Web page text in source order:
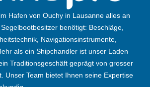
Hafen von Ouchy in Lausanne alles an
benötigt: Beschläge,
Navigationsinstrumente,
als ein Shipchandler ist unser Laden
Traditionsgeschäft geprägt von grosser
Unser Team bietet Ihnen seine Expertise